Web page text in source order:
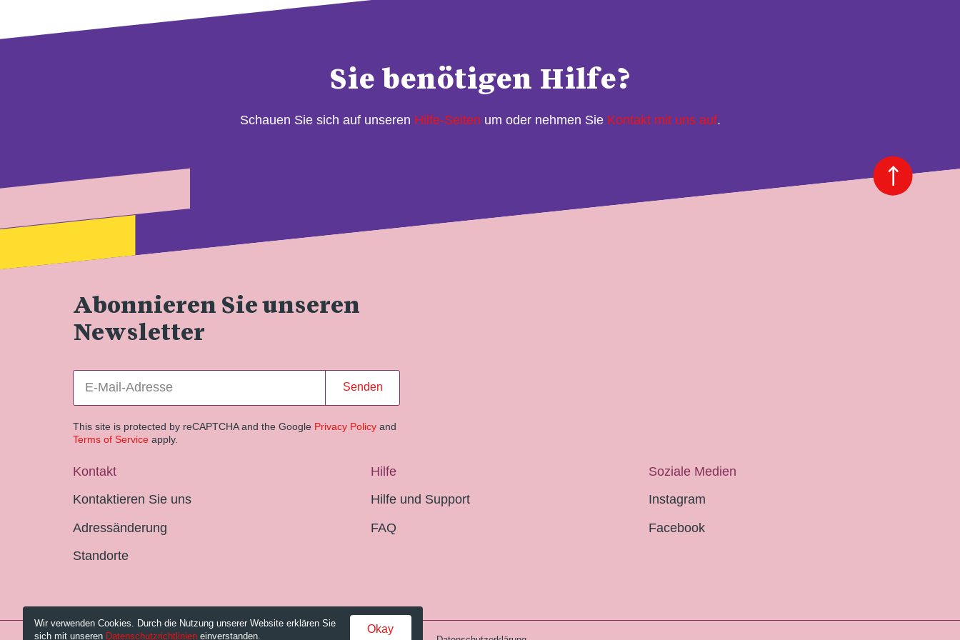
Sie benötigen Hilfe?
Schauen Sie sich auf unseren Hilfe-Seiten um oder nehmen Sie Kontakt mit uns auf.
Abonnieren Sie unseren
Newsletter
Senden
This site is protected by reCAPTCHA and the Google Privacy Policy and
Terms of Service apply.
Kontakt
Kontaktieren Sie uns
Adressänderung
Standorte
Hilfe
Hilfe und Support
FAQ
Soziale Medien
Instagram
Facebook
Wir verwenden Cookies. Durch die Nutzung unserer Website erklären Sie
sich mit unseren Datenschutzrichtlinien einverstanden.
Okay